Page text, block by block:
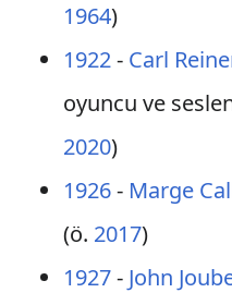
1964)
1922- Carl
oyuncu ve
2020)
1926- Marge
(ö. 2017)
1927- John